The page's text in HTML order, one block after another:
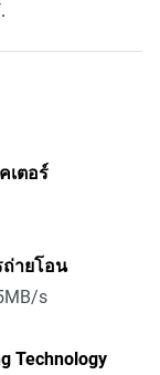
เตอร์
ถ่ายโอน
s
Technology